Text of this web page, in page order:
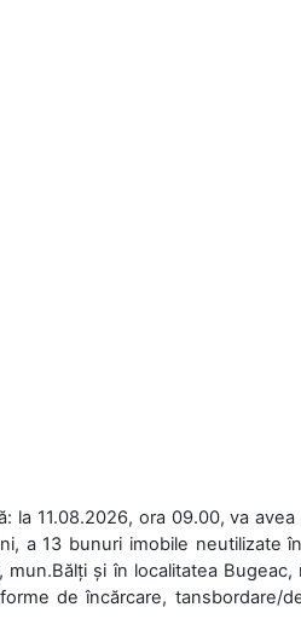
la 11.08.2026, ora 09.00, va
a 13 bunuri imobile neutilizate
și în localitatea Bugeac,
de încărcare, tansbordare/